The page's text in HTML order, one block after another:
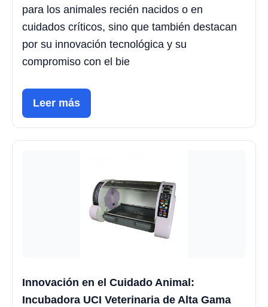
para los animales recién nacidos o en
cuidados críticos, sino que también destacan
por su innovación tecnológica y su
compromiso con el bie
Leer más
Innovación en el Cuidado Animal:
Incubadora UCI Veterinaria de Alta Gama